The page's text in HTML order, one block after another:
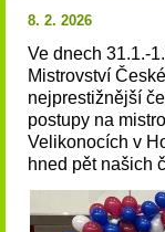
8. 2. 2026
Ve dnech 31.1.-
Mistrovství
nejprestižnější
postupy na
Velikonocích v
hned pět našich